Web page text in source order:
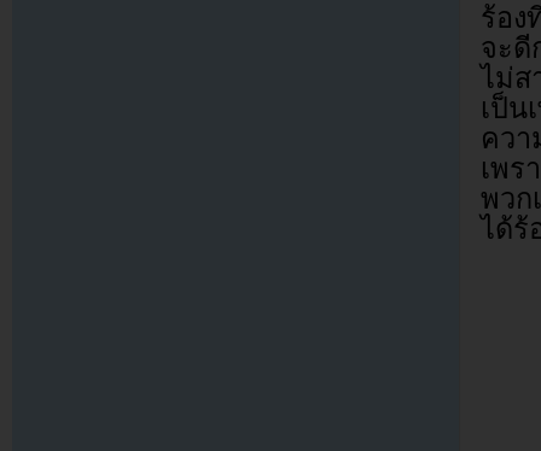
ร้อง
จะดี
ไม่ส
เป็น
คว
เพร
พวก
ได้ร้